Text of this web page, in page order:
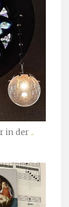
in der ...